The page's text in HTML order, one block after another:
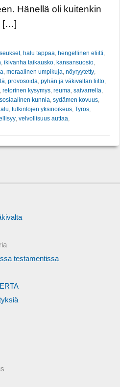
Hänellä oli kuitenkin
[…]
, halu tappaa hengellinen eliitti
ikivanha taikausko kansansuosio
moraalinen umpikuja nöyryytetty
provosoida pyhän ja väkivallan liitto
retorinen kysymys reuma saivarrella
sosiaalinen kunnia sydämen kovuus
tulkintojen yksinoikeus Tyros
velvollisuus auttaa
testamentissa